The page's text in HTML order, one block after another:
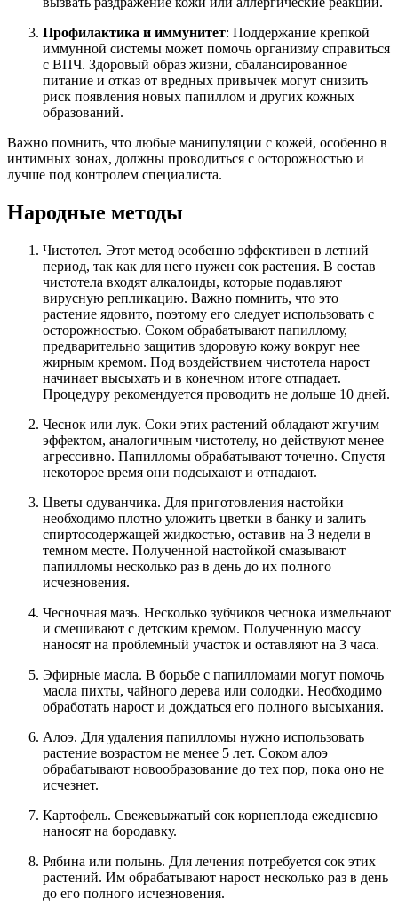
Профилактика и иммунитет: Поддержание крепкой
иммунной системы может помочь организму справиться
с ВПЧ. Здоровый образ жизни, сбалансированное
питание и отказ от вредных привычек могут снизить
риск появления новых папиллом и других кожных
образований.
Важно помнить, что любые манипуляции с кожей, особенно в
интимных зонах, должны проводиться с осторожностью и
лучше под контролем специалиста.
Народные методы
Чистотел. Этот метод особенно эффективен в летний
период, так как для него нужен сок растения. В состав
чистотела входят алкалоиды, которые подавляют
вирусную репликацию. Важно помнить, что это
растение ядовито, поэтому его следует использовать с
осторожностью. Соком обрабатывают папиллому,
предварительно защитив здоровую кожу вокруг нее
жирным кремом. Под воздействием чистотела нарост
начинает высыхать и в конечном итоге отпадает.
Процедуру рекомендуется проводить не дольше 10 дней.
Чеснок или лук. Соки этих растений обладают жгучим
эффектом, аналогичным чистотелу, но действуют менее
агрессивно. Папилломы обрабатывают точечно. Спустя
некоторое время они подсыхают и отпадают.
Цветы одуванчика. Для приготовления настойки
необходимо плотно уложить цветки в банку и залить
спиртосодержащей жидкостью, оставив на 3 недели в
темном месте. Полученной настойкой смазывают
папилломы несколько раз в день до их полного
исчезновения.
Чесночная мазь. Несколько зубчиков чеснока измельчают
и смешивают с детским кремом. Полученную массу
наносят на проблемный участок и оставляют на 3 часа.
Эфирные масла. В борьбе с папилломами могут помочь
масла пихты, чайного дерева или солодки. Необходимо
обработать нарост и дождаться его полного высыхания.
Алоэ. Для удаления папилломы нужно использовать
растение возрастом не менее 5 лет. Соком алоэ
обрабатывают новообразование до тех пор, пока оно не
исчезнет.
Картофель. Свежевыжатый сок корнеплода ежедневно
наносят на бородавку.
Рябина или полынь. Для лечения потребуется сок этих
растений. Им обрабатывают нарост несколько раз в день
до его полного исчезновения.